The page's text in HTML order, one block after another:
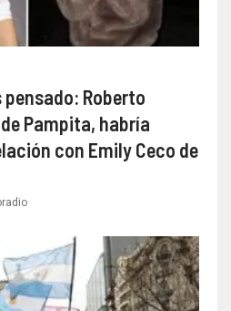
Roberto
Pampita, habría
con Emily Ceco de